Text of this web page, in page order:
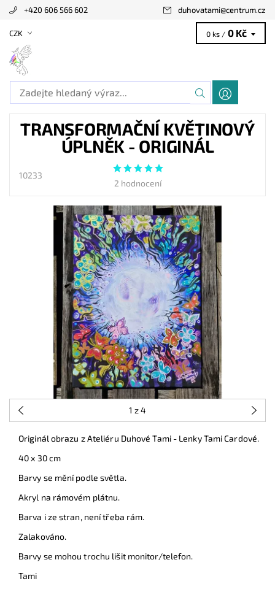
+420 606 566 602 duhovatami@centrum.cz
CZK 0 ks / 0 Kč
TRANSFORMAČNÍ KVĚTINOVÝ
ÚPLNĚK - ORIGINÁL
10233
2 hodnocení
1 z 4
Originál obrazu z Ateliéru Duhové Tami - Lenky Tami Cardové.
40 x 30 cm
Barvy se mění podle světla.
Akryl na rámovém plátnu.
Barva i ze stran, není třeba rám.
Zalakováno.
Barvy se mohou trochu lišit monitor/telefon.
Tami